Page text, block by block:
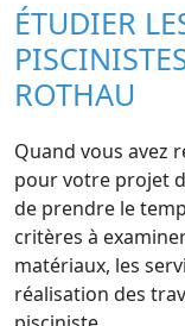
ÉTUDIER
ROTHAU
Quand vous avez
pour votre projet
de prendre le
critères à
matériaux, les
réalisation des